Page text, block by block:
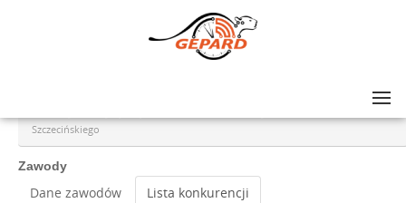
Szczecińskiego
Zawody
Dane zawodów Lista konkurencji